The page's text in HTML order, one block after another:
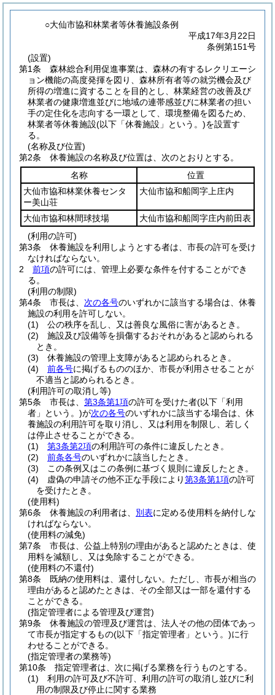
○大仙市協和林業者等休養施設条例
平成17年3月22日
条例第151号
(設置)
第1条
森林総合利用促進事業は、森林の有するレクリエーシ
ョン機能の高度発揮を図り、森林所有者等の就労機会及び
所得の増進に資することを目的とし、林業経営の改善及び
林業者の健康増進並びに地域の連帯感並びに林業者の担い
手の定住化を志向する一環として、環境整備を図るため、
林業者等休養施設(以下「休養施設」という。)を設置す
る。
(名称及び位置)
第2条
休養施設の名称及び位置は、次のとおりとする。
名称
位置
大仙市協和林業休養センタ
ー美山荘
大仙市協和船岡字上庄内
大仙市協和林間球技場
大仙市協和船岡字庄内前田表
(利用の許可)
第3条
休養施設を利用しようとする者は、市長の許可を受け
なければならない。
2
前項の許可には、管理上必要な条件を付することができ
る。
(利用の制限)
第4条
市長は、 次の各号のいずれかに該当する場合は、休養
施設の利用を許可しない。
(1)
公の秩序を乱し、又は善良な風俗に害があるとき。
(2)
施設及び設備等を損傷するおそれがあると認められる
とき。
(3)
休養施設の管理上支障があると認められるとき。
(4)
前各号に掲げるもののほか、市長が利用させることが
不適当と認められるとき。
(利用許可の取消し等)
第5条
市長は、 第3条第1項の許可を受けた者(以下「利用
者」という。)が次の各号のいずれかに該当する場合は、休
養施設の利用許可を取り消し、又は利用を制限し、若しく
は停止させることができる。
(1)
第3条第2項の利用許可の条件に違反したとき。
(2)
前条各号のいずれかに該当したとき。
(3)
この条例又はこの条例に基づく規則に違反したとき。
(4)
虚偽の申請その他不正な手段により第3条第1項の許可
を受けたとき。
(使用料)
第6条
休養施設の利用者は、 別表に定める使用料を納付しな
ければならない。
(使用料の減免)
第7条
市長は、公益上特別の理由があると認めたときは、使
用料を減額し、又は免除することができる。
(使用料の不還付)
第8条
既納の使用料は、還付しない。 ただし、市長が相当の
理由があると認めたときは、その全部又は一部を還付する
ことができる。
(指定管理者による管理及び運営)
第9条
休養施設の管理及び運営は、法人その他の団体であっ
て市長が指定するもの(以下「指定管理者」という。)に行
わせることができる。
(指定管理者の業務等)
第10条
指定管理者は、次に掲げる業務を行うものとする。
(1)
利用の許可及び不許可、利用の許可の取消し並びに利
用の制限及び停止に関する業務